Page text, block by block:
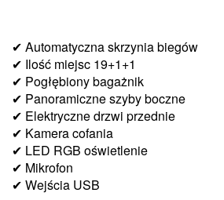
✔ Automatyczna skrzynia biegów
✔ Ilość miejsc 19+1+1
✔ Pogłębiony bagażnik
✔ Panoramiczne szyby boczne
✔ Elektryczne drzwi przednie
✔ Kamera cofania
✔ LED RGB oświetlenie
✔ Mikrofon
✔ Wejścia USB